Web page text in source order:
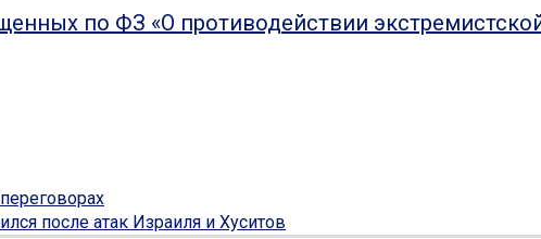
по ФЗ «О противодействии
после атак Израиля и Хуситов